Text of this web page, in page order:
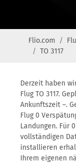
Flio.com
TO 3117
Derzeit haben
Flug TO 3117.
Ankunftszeit –.
Flug 0
Landungen. Für
vollständigen
installieren
Ihrem eigenen